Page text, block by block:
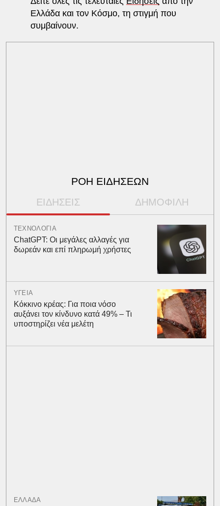
Ελλάδα και τον Κόσμο, τη στιγμή που
συμβαίνουν.
ΡΟΗ ΕΙΔΗΣΕΩΝ
ΕΙΔΗΣΕΙΣ ΔΗΜΟΦΙΛΗ
ΤΕΧΝΟΛΟΓΙΑ
ChatGPT: Οι μεγάλες αλλαγές για
δωρεάν και επί πληρωμή χρήστες
ΥΓΕΙΑ
Κόκκινο κρέας: Για ποια νόσο
αυξάνει τον κίνδυνο κατά 49% – Τι
υποστηρίζει νέα μελέτη
ΕΛΛΑΔΑ